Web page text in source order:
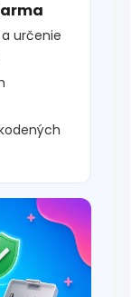
určenie